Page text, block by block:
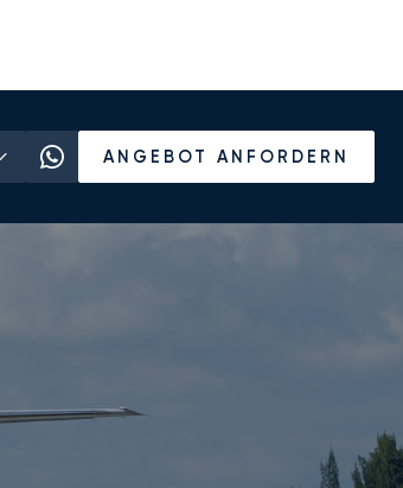
ANGEBOT ANFORDERN